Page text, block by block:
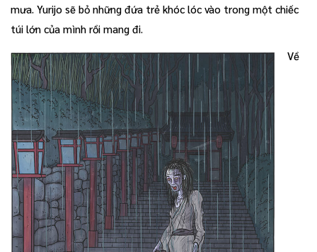
mưa. Yurijo sẽ bỏ những đứa trẻ khóc lóc vào trong một chiếc
túi lớn của mình rồi mang đi.
Về